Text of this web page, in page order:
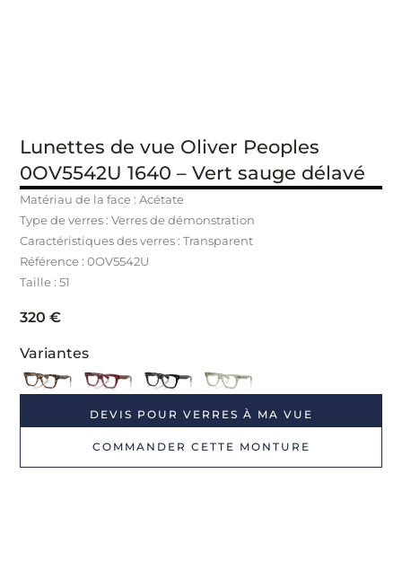
Lunettes de vue Oliver Peoples
0OV5542U 1640 – Vert sauge délavé
Matériau de la face : Acétate
Type de verres : Verres de démonstration
Caractéristiques des verres : Transparent
Référence : 0OV5542U
Taille : 51
320€
Variantes
DEVIS POUR VERRES À MA VUE
COMMANDER CETTE MONTURE